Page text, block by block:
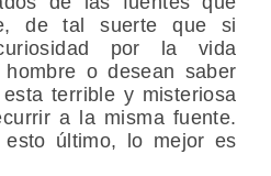
de tal suerte que si
por la vida
o desean saber
terrible y misteriosa
a la misma fuente.
último, lo mejor es